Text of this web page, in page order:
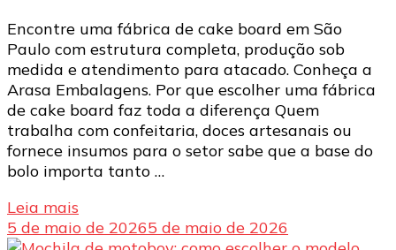
Encontre uma fábrica de cake board em São
Paulo com estrutura completa, produção sob
medida e atendimento para atacado. Conheça a
Arasa Embalagens. Por que escolher uma fábrica
de cake board faz toda a diferença Quem
trabalha com confeitaria, doces artesanais ou
fornece insumos para o setor sabe que a base do
bolo importa tanto …
Leia mais
5 de maio de 20265 de maio de 2026